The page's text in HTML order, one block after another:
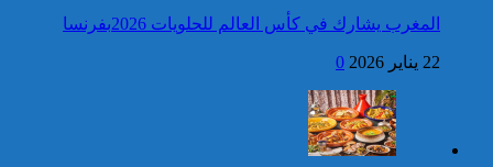
فتح بحث للتحقق من الأفعال
الإجرامية المنسوبة لأربع وعشرين
شخصا للاشتباه في تورطهم في
الامتناع عن القيام بعمل من أعمال
وظيفتهم بغرض الارتشاء
واستغلال النفوذ
المغرب يشارك في كأس العالم للحلويات 2026بفرنسا
22 يناير 2026 0